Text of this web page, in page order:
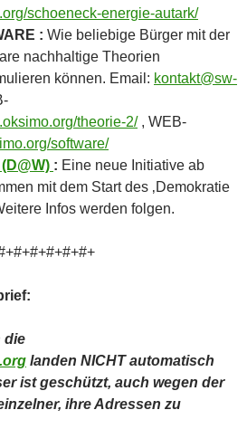
schoeneck-energie-autark/
: Wie beliebige Bürger mit der
nachhaltige Theorien
können. Email: kontakt@sw-
theorie-2/, WEB-
software/
: Eine neue Initiative ab
mit dem Start des ‚Demokratie
Infos werden folgen.
die
landen NICHT automatisch
ist geschützt, auch wegen der
ihre Adressen zu